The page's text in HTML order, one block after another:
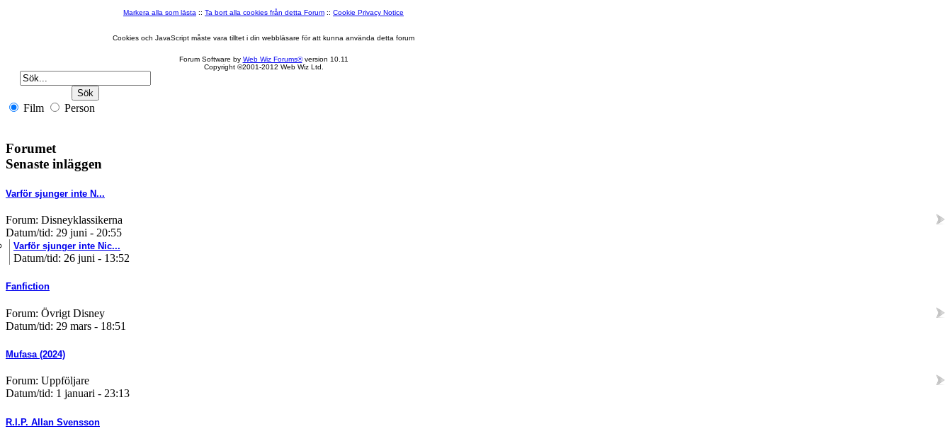
Markera alla som lästa :: Ta bort alla cookies från detta Forum :: Cookie Privacy Notice
Cookies och JavaScript måste vara tilltet i din webbläsare för att kunna använda detta forum
Forum Software by Web Wiz Forums®version 10.11
Copyright ©2001-2012 Web Wiz Ltd.
Film Person
Forumet
Senaste inläggen
Varför sjunger inte N...
Forum: Disneyklassikerna
Datum/tid: 29 juni - 20:55
Varför sjunger inte Nic...
Datum/tid: 26 juni - 13:52
Fanfiction
Forum: Övrigt Disney
Datum/tid: 29 mars - 18:51
Mufasa (2024)
Forum: Uppföljare
Datum/tid: 1 januari - 23:13
R.I.P. Allan Svensson